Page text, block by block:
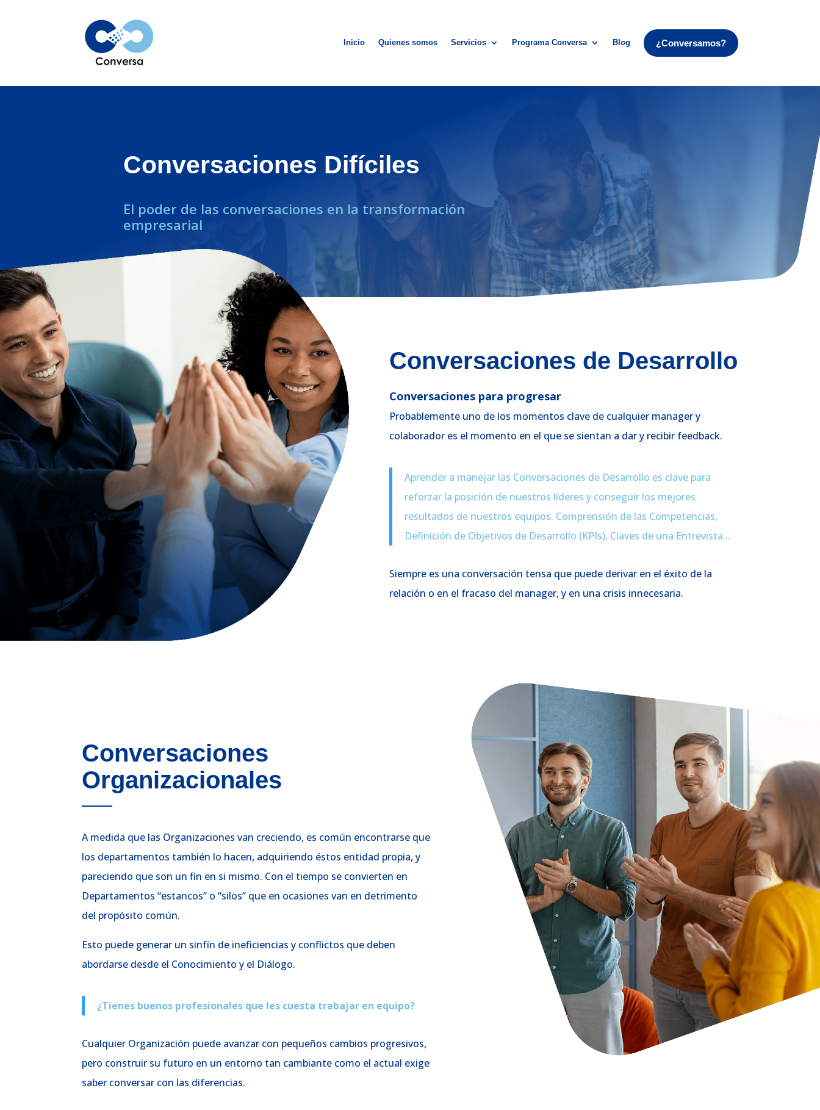
Inicio Quienes somos Servicios Programa Conversa Blog ¿Conversamos?
Conversaciones Difíciles
El poder de las conversaciones en la transformación
empresarial
Conversaciones de Desarrollo
Conversaciones para progresar
Probablemente uno de los momentos clave de cualquier manager y
colaborador es el momento en el que se sientan a dar y recibir feedback.
Aprender a manejar las Conversaciones de Desarrollo es clave para
reforzar la posición de nuestros líderes y conseguir los mejores
resultados de nuestros equipos. Comprensión de las Competencias,
Definición de Objetivos de Desarrollo (KPIs), Claves de una Entrevista…
Siempre es una conversación tensa que puede derivar en el éxito de la
relación o en el fracaso del manager, y en una crisis innecesaria.
Conversaciones
Organizacionales
A medida que las Organizaciones van creciendo, es común encontrarse que
los departamentos también lo hacen, adquiriendo éstos entidad propia, y
pareciendo que son un fin en si mismo. Con el tiempo se convierten en
Departamentos “estancos” o “silos” que en ocasiones van en detrimento
del propósito común.
Esto puede generar un sinfín de ineficiencias y conflictos que deben
abordarse desde el Conocimiento y el Diálogo.
¿Tienes buenos profesionales que les cuesta trabajar en equipo?
Cualquier Organización puede avanzar con pequeños cambios progresivos,
pero construir su futuro en un entorno tan cambiante como el actual exige
saber conversar con las diferencias.